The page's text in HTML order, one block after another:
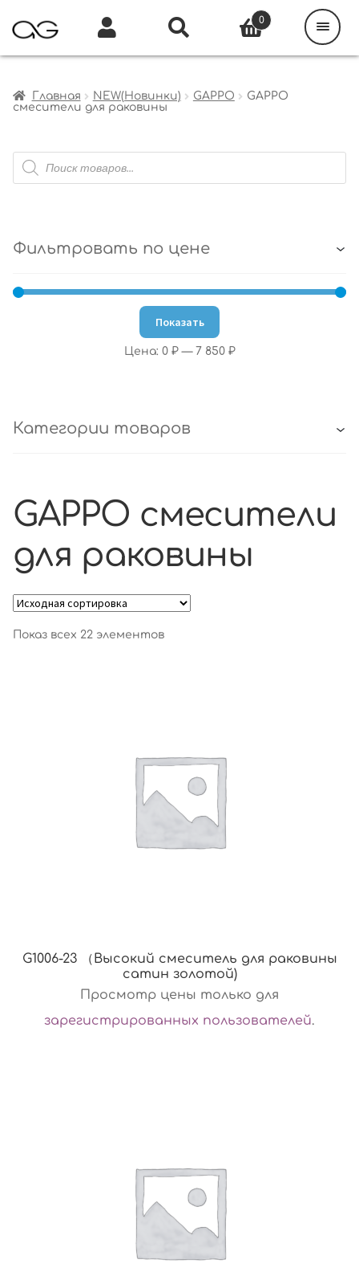
Главная NEW(Новинки) GAPPO
GAPPO
смесители для раковины
Поиск
товаров
Фильтровать по цене
Показать
Цена: 0 ₽— 7 850 ₽
Категории товаров
GAPPO смесители
для раковины
Показ всех 22 элементов
G1006-23 （Высокий смеситель для раковины
сатин золотой)
Просмотр цены только для
зарегистрированных пользователей.
0